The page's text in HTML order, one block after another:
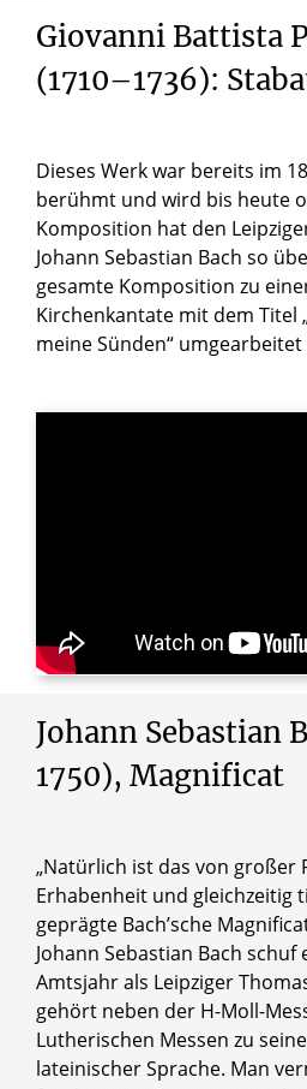
Giovanni Battista
(1710–1736):
Dieses Werk war bereits im
berühmt und wird bis heute
Komposition hat den
Johann Sebastian Bach so
gesamte Komposition zu
Kirchenkantate mit dem Titel
meine Sünden“ umgearbeitet
Johann Sebastian
1750), Magnificat
„Natürlich ist das von großer
Erhabenheit und gleichzeitig
geprägte Bach’sche
Johann Sebastian Bach
Amtsjahr als Leipziger
gehört neben der H-Moll-
Lutherischen Messen zu
lateinischer Sprache. Man